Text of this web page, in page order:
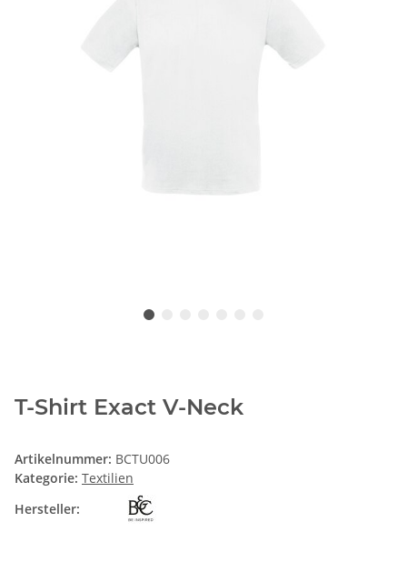
T-Shirt Exact V-Neck
Artikelnummer: BCTU006
Kategorie: Textilien
Hersteller: